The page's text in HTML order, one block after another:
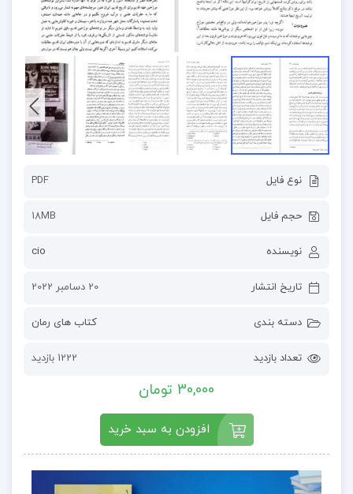
نوع فایل PDF
حجم فایل 18MB
نویسنده cio
تاریخ انتشار 20 دسامبر 2022
دسته بندی کتاب های رمان
تعداد بازدید 1222 بازدید
30,000 تومان
افزودن به سبد خرید